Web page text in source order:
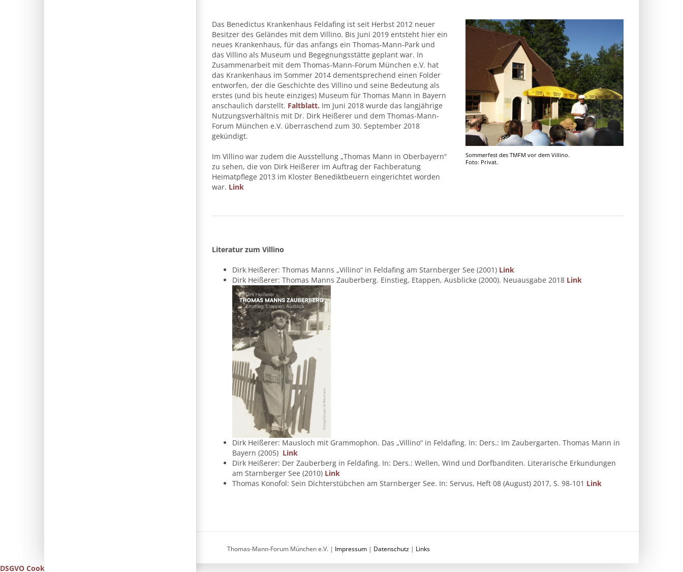
Das Benedictus Krankenhaus Feldafing ist seit Herbst 2012 neuer
Besitzer des Geländes mit dem Villino. Bis Juni 2019 entsteht hier ein
neues Krankenhaus, für das anfangs ein Thomas-Mann-Park und
das Villino als Museum und Begegnungsstätte geplant war. In
Zusammenarbeit mit dem Thomas-Mann-Forum München e.V. hat
das Krankenhaus im Sommer 2014 dementsprechend einen Folder
entworfen, der die Geschichte des Villino und seine Bedeutung als
erstes (und bis heute einziges) Museum für Thomas Mann in Bayern
anschaulich darstellt. Faltblatt. Im Juni 2018 wurde das langjährige
Nutzungsverhältnis mit Dr. Dirk Heißerer und dem Thomas-Mann-
Forum München e.V. überraschend zum 30. September 2018
gekündigt.
Im Villino war zudem die Ausstellung „Thomas Mann in Oberbayern“
zu sehen, die von Dirk Heißerer im Auftrag der Fachberatung
Heimatpflege 2013 im Kloster Benediktbeuern eingerichtet worden
war. Link
Sommerfest des TMFM vor dem Villino.
Foto: Privat.
Literatur zum Villino
Dirk Heißerer: Thomas Manns „Villino“ in Feldafing am Starnberger See (2001) Link
Dirk Heißerer: Thomas Manns Zauberberg. Einstieg, Etappen, Ausblicke (2000). Neuausgabe 2018 Link
Dirk Heißerer: Mausloch mit Grammophon. Das „Villino“ in Feldafing. In: Ders.: Im Zaubergarten. Thomas Mann in
Bayern (2005) Link
Dirk Heißerer: Der Zauberberg in Feldafing. In: Ders.: Wellen, Wind und Dorfbanditen. Literarische Erkundungen
am Starnberger See (2010) Link
Thomas Konofol: Sein Dichterstübchen am Starnberger See. In: Servus, Heft 08 (August) 2017, S. 98-101 Link
Thomas-Mann-Forum München e.V. | Impressum | Datenschutz | Links
DSGVO Cookie Consent mit Real Cookie Banner